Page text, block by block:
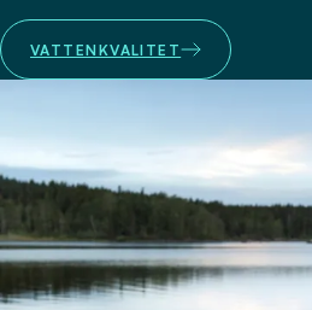
VATTENKVALITET